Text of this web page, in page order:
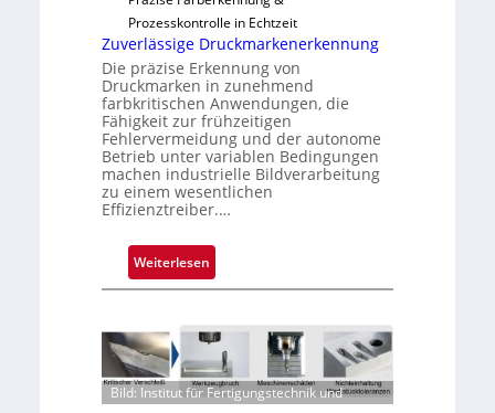
a
u
s
Prozesskontrolle in Echtzeit
Zuverlässige Druckmarkenerkennung
Die präzise Erkennung von
Druckmarken in zunehmend
farbkritischen Anwendungen, die
Fähigkeit zur frühzeitigen
Fehlervermeidung und der autonome
Betrieb unter variablen Bedingungen
machen industrielle Bildverarbeitung
zu einem wesentlichen
Effizienztreiber.…
Weiterlesen
Z
v
r
l
Bild: Institut für Fertigungstechnik und